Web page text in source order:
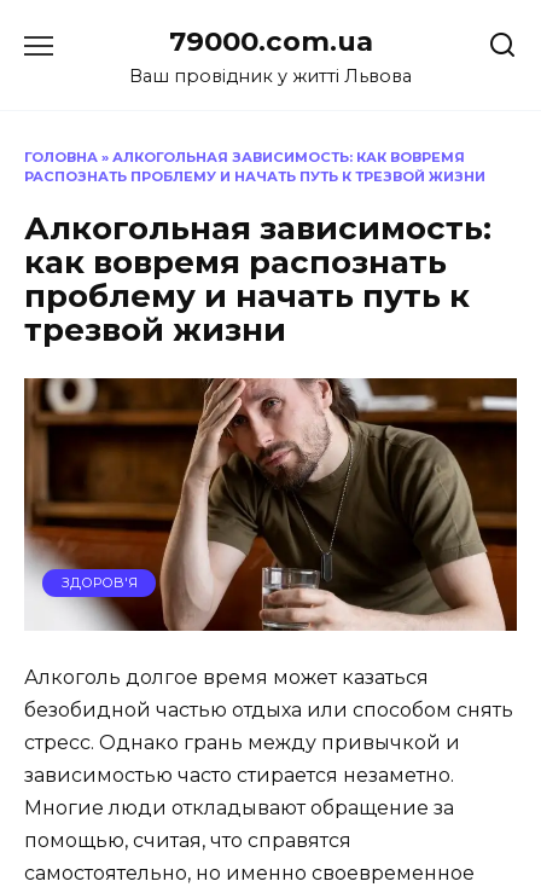
до
79000.com.ua
Ваш провідник у житті Львова
ГОЛОВНА » АЛКОГОЛЬНАЯ ЗАВИСИМОСТЬ: КАК ВОВРЕМЯ
РАСПОЗНАТЬ ПРОБЛЕМУ И НАЧАТЬ ПУТЬ К ТРЕЗВОЙ ЖИЗНИ
Алкогольная зависимость:
как вовремя распознать
проблему и начать путь к
трезвой жизни
ЗДОРОВ'Я
Алкоголь долгое время может казаться
безобидной частью отдыха или способом снять
стресс. Однако грань между привычкой и
зависимостью часто стирается незаметно.
Многие люди откладывают обращение за
помощью, считая, что справятся
самостоятельно, но именно своевременное